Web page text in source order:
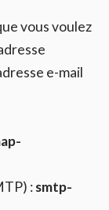
vous voulez
e-mail
:smtp-